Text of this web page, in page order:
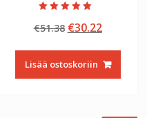
tuotteesta:
5.00
€51.38 Alkuperäinen
oli:
€51.38.
€30.22
on:
€30.22.
Lisää ostoskoriin